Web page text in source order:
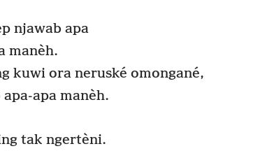
njawab apa
manèh.
kuwi ora neruské omongané,
apa manèh.
tak ngertèni.